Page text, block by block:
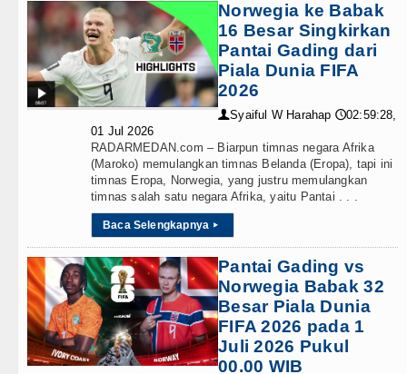
Norwegia ke Babak
16 Besar Singkirkan
Pantai Gading dari
Piala Dunia FIFA
2026
👤Syaiful W Harahap 🕔02:59:28,
01 Jul 2026
RADARMEDAN.com – Biarpun timnas negara Afrika
(Maroko) memulangkan timnas Belanda (Eropa), tapi ini
timnas Eropa, Norwegia, yang justru memulangkan
timnas salah satu negara Afrika, yaitu Pantai . . .
Baca Selengkapnya ▸
Pantai Gading vs
Norwegia Babak 32
Besar Piala Dunia
FIFA 2026 pada 1
Juli 2026 Pukul
00.00 WIB